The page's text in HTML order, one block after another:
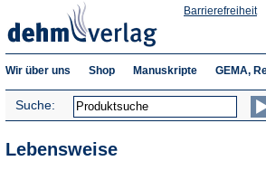
Barrierefreiheit
Wir über uns Shop Manuskripte GEMA,
Suche:
Lebensweise